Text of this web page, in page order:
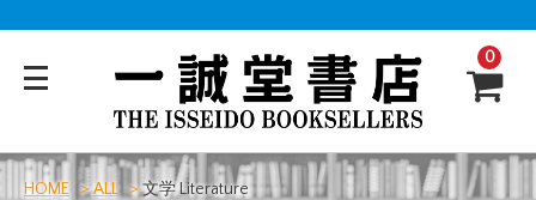
0
HOME ALL 文学 Literature